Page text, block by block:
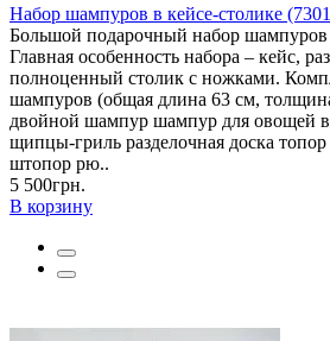
Набор шампуров в кейсе-столике
Большой подарочный набор шампуров
Главная особенность набора – кейс,
полноценный столик с ножками.
шампуров (общая длина 63 см,
двойной шампур шампур для овощей
щипцы-гриль разделочная доска
штопор рю..
5 500грн.
В корзину